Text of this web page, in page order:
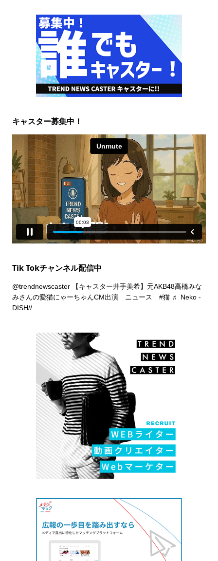
キャスター募集中！
Tik Tokチャンネル配信中
@trendnewscaster【キャスター井手美希】元AKB48高橋みな
みさんの愛猫にゃーちゃんCM出演 ニュース #猫 ♬ Neko -
DISH//